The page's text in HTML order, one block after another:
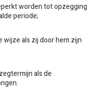
worden tot opzegging
periode;
als zij door hem zijn
als de